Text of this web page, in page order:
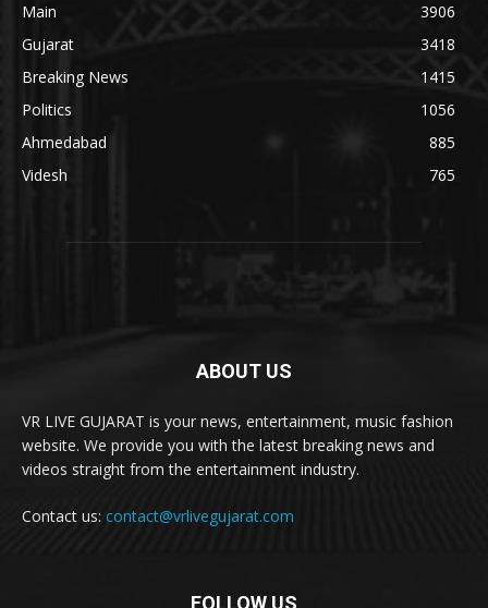
Main
3906
Gujarat
3418
Breaking News
1415
Politics
1056
Ahmedabad
885
Videsh
765
ABOUT US
VR LIVE GUJARAT is your news, entertainment, music fashion
website. We provide you with the latest breaking news and
videos straight from the entertainment industry.
Contact us: contact@vrlivegujarat.com